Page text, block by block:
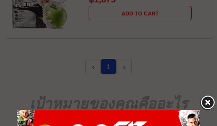
ADD TO CART
‹ 1 ›
เป้าหมายของคุณคืออะไร